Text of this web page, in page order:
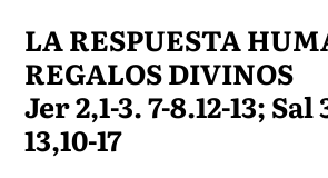
LA RESPUESTA
REGALOS DIVINOS
Jer 2,1-3. 7-8.12-13;
13,10-17